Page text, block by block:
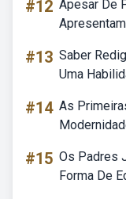
#12 Apesar De
#13 Saber
Uma
#14 As
#15 Os Padres
Forma De